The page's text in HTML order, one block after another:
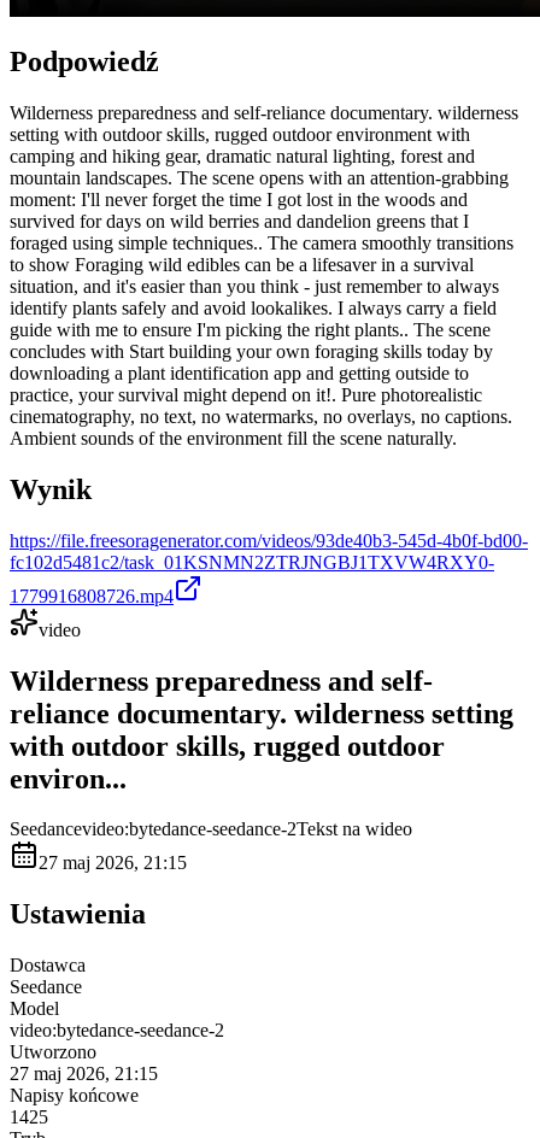
Podpowiedź
Wilderness preparedness and self-reliance documentary. wilderness
setting with outdoor skills, rugged outdoor environment with
camping and hiking gear, dramatic natural lighting, forest and
mountain landscapes. The scene opens with an attention-grabbing
moment: I'll never forget the time I got lost in the woods and
survived for days on wild berries and dandelion greens that I
foraged using simple techniques.. The camera smoothly transitions
to show Foraging wild edibles can be a lifesaver in a survival
situation, and it's easier than you think - just remember to always
identify plants safely and avoid lookalikes. I always carry a field
guide with me to ensure I'm picking the right plants.. The scene
concludes with Start building your own foraging skills today by
downloading a plant identification app and getting outside to
practice, your survival might depend on it!. Pure photorealistic
cinematography, no text, no watermarks, no overlays, no captions.
Ambient sounds of the environment fill the scene naturally.
Wynik
https://file.freesoragenerator.com/videos/93de40b3-545d-4b0f-bd00-
fc102d5481c2/task_01KSNMN2ZTRJNGBJ1TXVW4RXY0-
1779916808726.mp4
video
Wilderness preparedness and self-
reliance documentary. wilderness setting
with outdoor skills, rugged outdoor
environ...
Seedancevideo:bytedance-seedance-2Tekst na wideo
27 maj 2026, 21:15
Ustawienia
Dostawca
Seedance
Model
video:bytedance-seedance-2
Utworzono
27 maj 2026, 21:15
Napisy końcowe
1425